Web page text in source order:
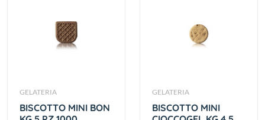
GELATERIA
BISCOTTO MINI BON
GELATERIA
BISCOTTO MINI